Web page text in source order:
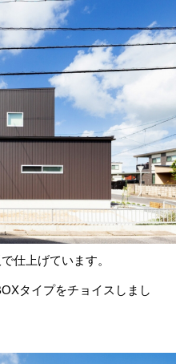
仕上げています。
タイプをチョイスしまし